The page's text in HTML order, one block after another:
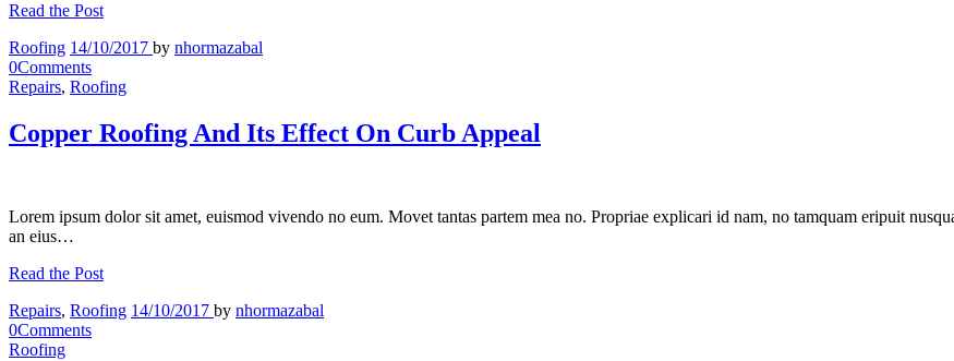
Read the Post
Roofing 14/10/2017 by nhormazabal
0Comments
Repairs, Roofing
Copper Roofing And Its Effect On Curb Appeal
Lorem ipsum dolor sit amet, euismod vivendo no eum. Movet tantas partem mea no. Propriae explicari id nam, no tamquam eripuit
an eius…
Read the Post
Repairs, Roofing 14/10/2017 by nhormazabal
0Comments
Roofing